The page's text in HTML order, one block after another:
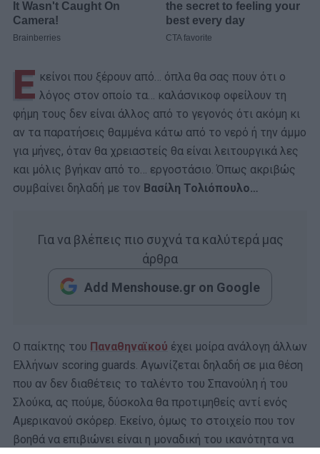
Ε κείνοι που ξέρουν από… όπλα θα σας πουν ότι ο
λόγος στον οποίο τα… καλάσνικοφ οφείλουν τη
φήμη τους δεν είναι άλλος από το γεγονός ότι ακόμη κι
αν τα παρατήσεις θαμμένα κάτω από το νερό ή την άμμο
για μήνες, όταν θα χρειαστείς θα είναι λειτουργικά λες
και μόλις βγήκαν από το… εργοστάσιο. Όπως ακριβώς
συμβαίνει δηλαδή με τον Βασίλη Τολιόπουλο…
Για να βλέπεις πιο συχνά τα καλύτερά μας
άρθρα
Add Menshouse.gr on Google
Ο παίκτης του Παναθηναϊκού έχει μοίρα ανάλογη άλλων
Ελλήνων scoring guards. Αγωνίζεται δηλαδή σε μια θέση
που αν δεν διαθέτεις το ταλέντο του Σπανούλη ή του
Σλούκα, ας πούμε, δύσκολα θα προτιμηθείς αντί ενός
Αμερικανού σκόρερ. Εκείνο, όμως το στοιχείο που τον
βοηθά να επιβιώνει είναι η μοναδική του ικανότητα να